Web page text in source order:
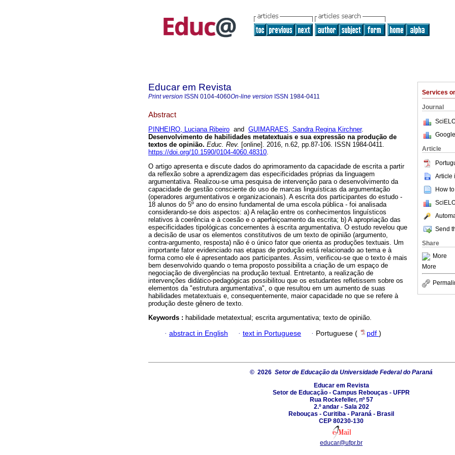
Services
Journal
Article
Article
How
Send
Share
More
More
Educar em Revista
Print version ISSN 0104-4060On-line version ISSN 1984-0411
Abstract
PINHEIRO, Luciana Ribeiro and GUIMARAES, Sandra Regina Kirchner.
Desenvolvimento de habilidades metatextuais e sua expressão na produção de
textos de opinião. Educ. Rev. [online]. 2016, n.62, pp.87-106. ISSN 1984-0411.
https://doi.org/10.1590/0104-4060.48310.
O artigo apresenta e discute dados do aprimoramento da capacidade de escrita a partir
da reflexão sobre a aprendizagem das especificidades próprias da linguagem
argumentativa. Realizou-se uma pesquisa de intervenção para o desenvolvimento da
capacidade de gestão consciente do uso de marcas linguísticas da argumentação
(operadores argumentativos e organizacionais). A escrita dos participantes do estudo -
18 alunos do 5º ano do ensino fundamental de uma escola pública - foi analisada
considerando-se dois aspectos: a) A relação entre os conhecimentos linguísticos
relativos à coerência e à coesão e o aperfeiçoamento da escrita; b) A apropriação das
especificidades tipológicas concernentes à escrita argumentativa. O estudo revelou que
a decisão de usar os elementos constitutivos de um texto de opinião (argumento,
contra-argumento, resposta) não é o único fator que orienta as produções textuais. Um
importante fator evidenciado nas etapas de produção está relacionado ao tema e à
forma como ele é apresentado aos participantes. Assim, verificou-se que o texto é mais
bem desenvolvido quando o tema proposto possibilita a criação de um espaço de
negociação de divergências na produção textual. Entretanto, a realização de
intervenções didático-pedagógicas possibilitou que os estudantes refletissem sobre os
elementos da "estrutura argumentativa", o que resultou em um aumento de suas
habilidades metatextuais e, consequentemente, maior capacidade no que se refere à
produção deste gênero de texto.
Keywords : habilidade metatextual; escrita argumentativa; texto de opinião.
· abstract in English · text in Portuguese · Portuguese ( pdf )
© 2026 Setor de Educação da Universidade Federal do Paraná
Educar em Revista
Setor de Educação - Campus Rebouças - UFPR
Rua Rockefeller, nº 57
2.º andar - Sala 202
Rebouças - Curitiba - Paraná - Brasil
CEP 80230-130
educar@ufpr.br